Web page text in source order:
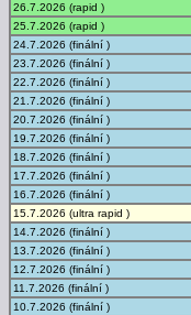
26.7.2026 (rapid )
25.7.2026 (rapid )
24.7.2026 (finální )
23.7.2026 (finální )
22.7.2026 (finální )
21.7.2026 (finální )
20.7.2026 (finální )
19.7.2026 (finální )
18.7.2026 (finální )
17.7.2026 (finální )
16.7.2026 (finální )
15.7.2026 (ultra rapid )
14.7.2026 (finální )
13.7.2026 (finální )
12.7.2026 (finální )
11.7.2026 (finální )
10.7.2026 (finální )